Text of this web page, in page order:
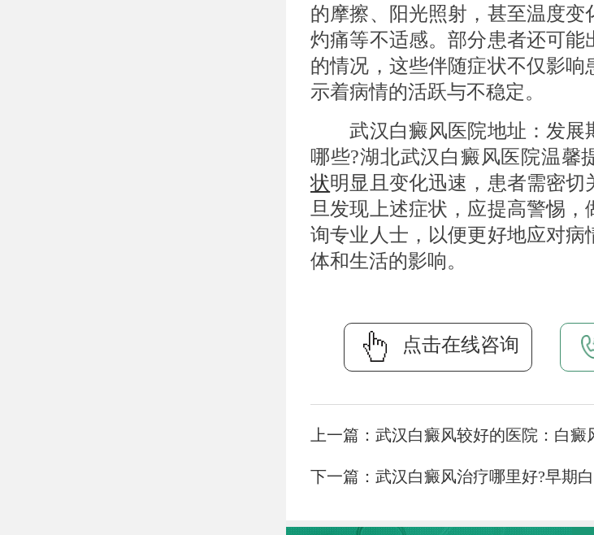
的摩擦、阳光照射，甚至温度变
灼痛等不适感。部分患者还可能
的情况，这些伴随症状不仅影响
示着病情的活跃与不稳定。
武汉白癜风医院地址：发展
哪些?湖北武汉白癜风医院温馨
状明显且变化迅速，患者需密切
旦发现上述症状，应提高警惕
询专业人士，以便更好地应对病
体和生活的影响。
点击在线咨询
上一篇： 武汉白癜风较好的医院：白癜
下一篇： 武汉白癜风治疗哪里好?早期